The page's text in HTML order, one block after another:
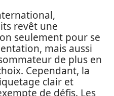
revêt une
seulement pour se
mais aussi
de plus en
Cependant, la
clair et
de défis. Les